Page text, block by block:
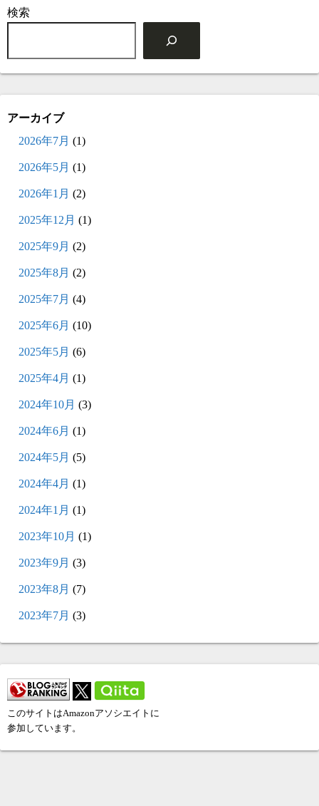
検索
アーカイブ
2026年7月 (1)
2026年5月 (1)
2026年1月 (2)
2025年12月 (1)
2025年9月 (2)
2025年8月 (2)
2025年7月 (4)
2025年6月 (10)
2025年5月 (6)
2025年4月 (1)
2024年10月 (3)
2024年6月 (1)
2024年5月 (5)
2024年4月 (1)
2024年1月 (1)
2023年10月 (1)
2023年9月 (3)
2023年8月 (7)
2023年7月 (3)
このサイトはAmazonアソシエイトに
参加しています。